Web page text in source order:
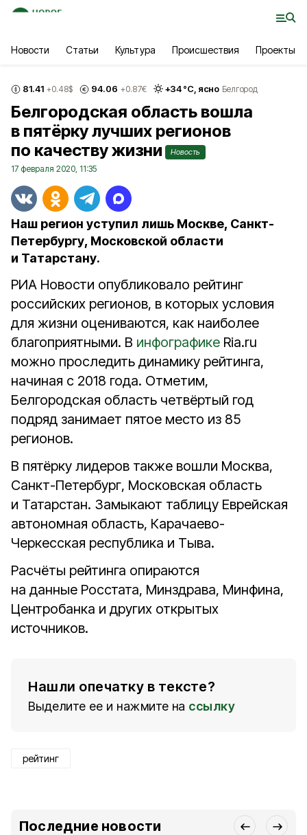
Новости Статьи Культура Происшествия Проекты
81.41 +0.48$ 94.06 +0.87€ +34°С, ясно Белгород
Белгородская область вошла
в пятёрку лучших регионов
по качеству жизни
Новость
17 февраля 2020, 11:35
Наш регион уступил лишь Москве, Санкт-
Петербургу, Московской области
и Татарстану.
РИА Новости опубликовало рейтинг
российских регионов, в которых условия
для жизни оцениваются, как наиболее
благоприятными. В инфографике Ria.ru
можно проследить динамику рейтинга,
начиная с 2018 года. Отметим,
Белгородская область четвёртый год
подряд занимает пятое место из 85
регионов.
В пятёрку лидеров также вошли Москва,
Санкт-Петербург, Московская область
и Татарстан. Замыкают таблицу Еврейская
автономная область, Карачаево-
Черкесская республика и Тыва.
Расчёты рейтинга опираются
на данные Росстата, Минздрава, Минфина,
Центробанка и других открытых
источников.
Нашли опечатку в тексте?
Выделите ее и нажмите на ссылку
рейтинг
Последние новости